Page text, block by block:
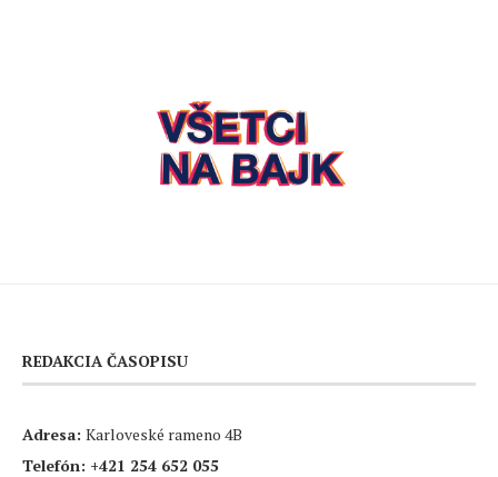
REDAKCIA ČASOPISU
Adresa: Karloveské rameno 4B
Telefón: +421 254 652 055